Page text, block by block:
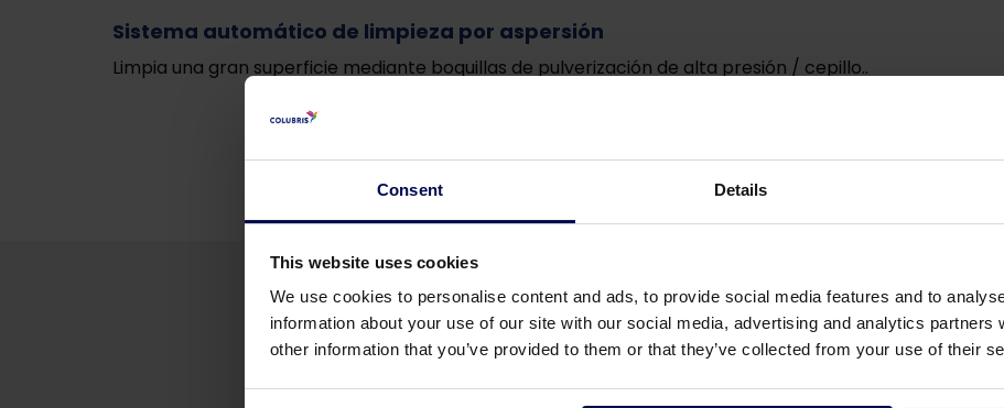
Consent Details
This website uses cookies
We use cookies to personalise content and ads, to provide social media features and to
information about your use of our site with our social media, advertising and analytics partners
other information that you’ve provided to them or that they’ve collected from your use of their
Sistema automático de limpieza por aspersión
Limpia una gran superficie mediante boquillas de pulverización de alta presión / cepillo..